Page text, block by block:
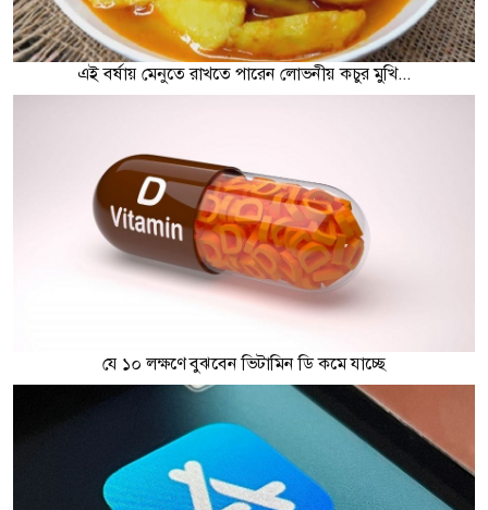
এই বর্ষায় মেনুতে রাখতে পারেন লোভনীয় কচুর মুখি...
যে ১০ লক্ষণে বুঝবেন ভিটামিন ডি কমে যাচ্ছে